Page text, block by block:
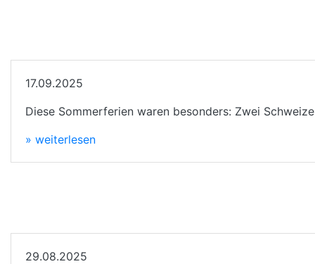
17.09.2025
Diese Sommerferien waren besonders: Zwei
» weiterlesen
29.08.2025